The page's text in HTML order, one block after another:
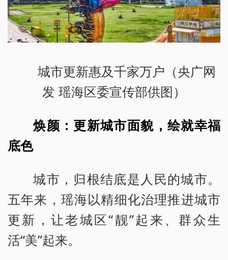
城市更新惠及千家万户（央广网
发 瑶海区委宣传部供图）
焕颜：更新城市面貌，绘就幸福
底色
城市，归根结底是人民的城市。
五年来，瑶海以精细化治理推进城市
更新，让老城区“靓”起来、群众生
活“美”起来。